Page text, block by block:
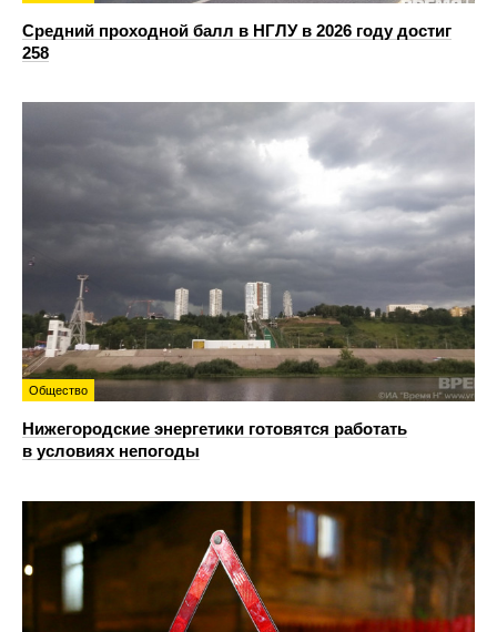
Средний проходной балл в НГЛУ в 2026 году достиг
258
Общество
Нижегородские энергетики готовятся работать
в условиях непогоды